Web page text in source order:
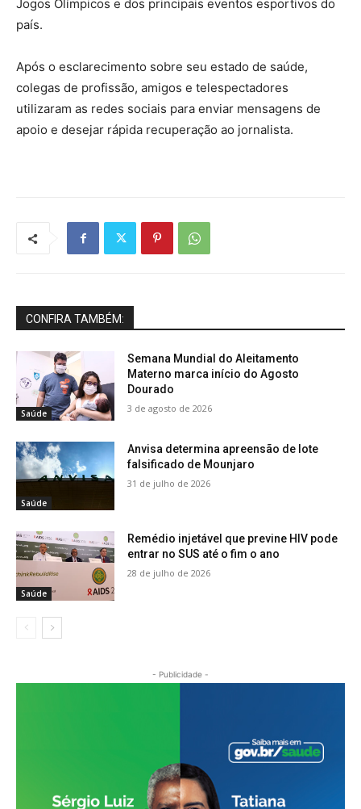
Jogos Olímpicos e dos principais eventos esportivos do
país.
Após o esclarecimento sobre seu estado de saúde,
colegas de profissão, amigos e telespectadores
utilizaram as redes sociais para enviar mensagens de
apoio e desejar rápida recuperação ao jornalista.
CONFIRA TAMBÉM:
Saúde
Semana Mundial do Aleitamento
Materno marca início do Agosto
Dourado
3 de agosto de 2026
Saúde
Anvisa determina apreensão de lote
falsificado de Mounjaro
31 de julho de 2026
Saúde
Remédio injetável que previne HIV pode
entrar no SUS até o fim o ano
28 de julho de 2026
- Publicidade -